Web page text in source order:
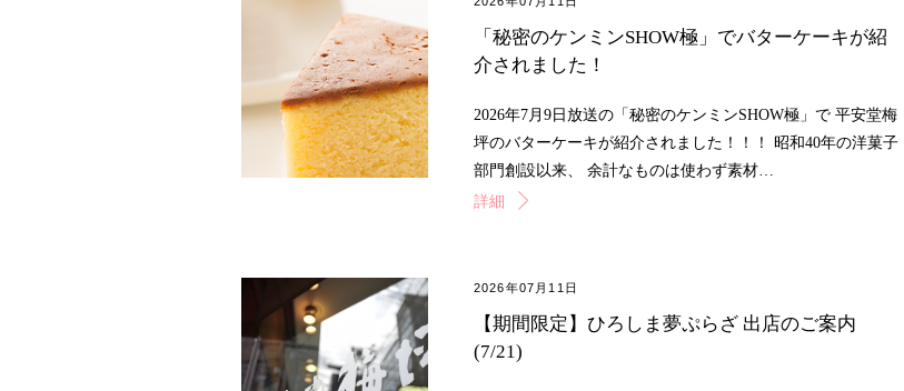
「秘密のケンミンSHOW極」でバターケーキが紹
介されました！
2026年7月9日放送の「秘密のケンミンSHOW極」で 平安堂梅
坪のバターケーキが紹介されました！！！ 昭和40年の洋菓子
部門創設以来、 余計なものは使わず素材…
詳細
2026年07月11日
【期間限定】ひろしま夢ぷらざ 出店のご案内
(7/21)